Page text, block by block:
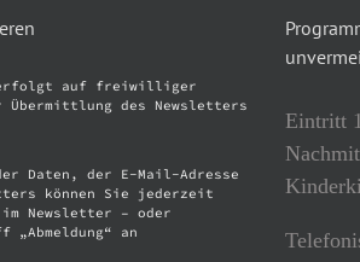
erfolgt auf freiwilliger
des Newsletters
Daten, der E-Mail-Adresse
können Sie jederzeit
Newsletter – oder
an
Eintritt